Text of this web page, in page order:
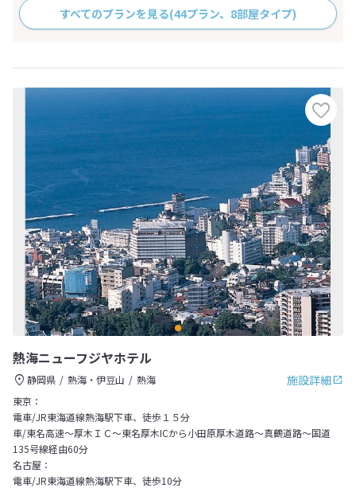
すべてのプランを見る(44プラン、8部屋タイプ)
熱海ニューフジヤホテル
施設詳細
静岡県 熱海・伊豆山
熱海
東京：
電車/JR東海道線熱海駅下車、徒歩１５分
車/東名高速～厚木ＩＣ～東名厚木ICから小田原厚木道路～真鶴道路～国道
135号線経由60分
名古屋：
電車/JR東海道線熱海駅下車、徒歩10分